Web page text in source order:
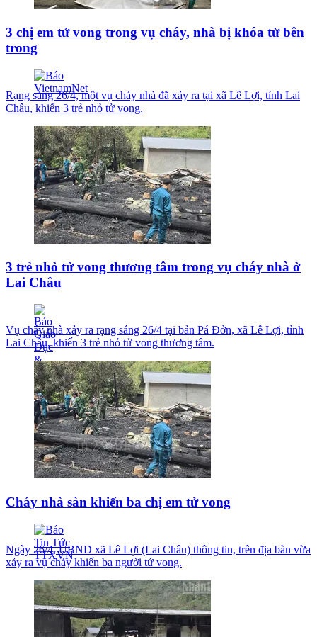
3 chị em tử vong trong vụ cháy, nhà bị khóa từ bên
trong
Rạng sáng 26/4, một vụ cháy nhà đã xảy ra tại xã Lê Lợi, tỉnh Lai
Châu, khiến 3 trẻ nhỏ tử vong.
3 trẻ nhỏ tử vong thương tâm trong vụ cháy nhà ở
Lai Châu
Vụ cháy nhà xảy ra rạng sáng 26/4 tại bản Pá Đởn, xã Lê Lợi, tỉnh
Lai Châu, khiến 3 trẻ nhỏ tử vong thương tâm.
Cháy nhà sàn khiến ba chị em tử vong
Ngày 26/4, UBND xã Lê Lợi (Lai Châu) thông tin, trên địa bàn vừa
xảy ra vụ cháy khiến ba người tử vong.